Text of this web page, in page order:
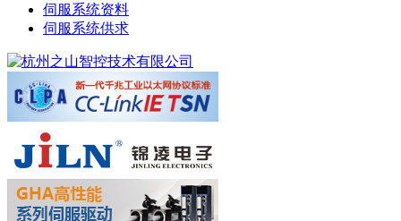
伺服系统资料
伺服系统供求